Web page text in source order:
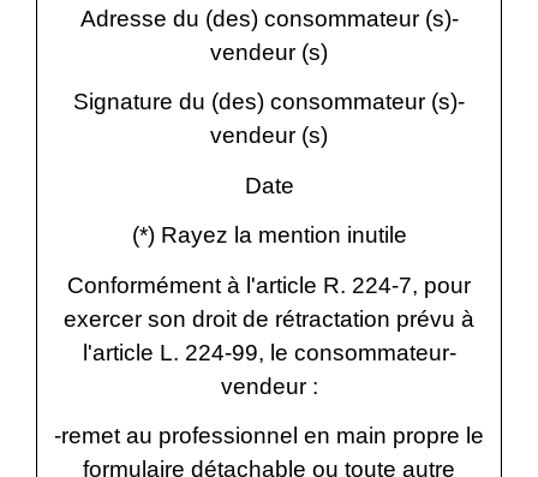
Adresse du (des) consommateur (s)-
vendeur (s)
Signature du (des) consommateur (s)-
vendeur (s)
Date
(*) Rayez la mention inutile
Conformément à l'article R. 224-7, pour
exercer son droit de rétractation prévu à
l'article L. 224-99, le consommateur-
vendeur :
-remet au professionnel en main propre le
formulaire détachable ou toute autre